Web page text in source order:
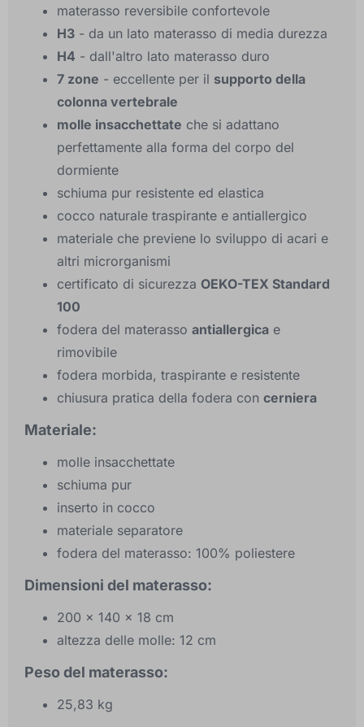
materasso reversibile confortevole
H3 - da un lato materasso di media durezza
H4 - dall'altro lato materasso duro
7 zone - eccellente per il supporto della
colonna vertebrale
molle insacchettate che si adattano
perfettamente alla forma del corpo del
dormiente
schiuma pur resistente ed elastica
cocco naturale traspirante e antiallergico
materiale che previene lo sviluppo di acari e
altri microrganismi
certificato di sicurezza OEKO-TEX Standard
100
fodera del materasso antiallergica e
rimovibile
fodera morbida, traspirante e resistente
chiusura pratica della fodera con cerniera
Materiale:
molle insacchettate
schiuma pur
inserto in cocco
materiale separatore
fodera del materasso: 100% poliestere
Dimensioni del materasso:
200 x 140 x 18 cm
altezza delle molle: 12 cm
Peso del materasso:
25,83 kg